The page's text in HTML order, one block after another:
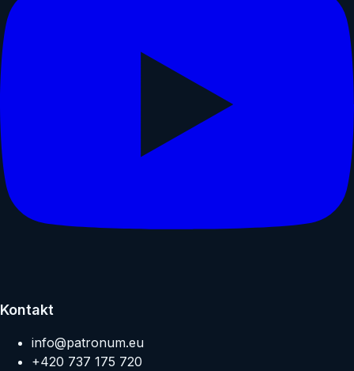
Kontakt
info@patronum.eu
+420 737 175 720